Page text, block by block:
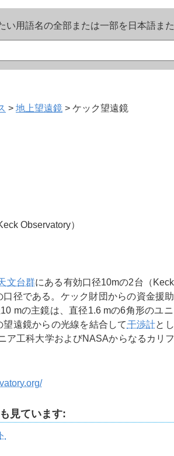
い用語名の全部または一部を日本語ま
> 地上望遠鏡 > ケック望遠鏡
Observatory）
文台群にある有効口径10mの2台（
口径である。ケック財団からの資金援
mの主鏡は、直径1.6 mの6角形のユ
遠鏡からの光線を結合して干渉計と
ア工科大学およびNASAからなるカリ
見ています: